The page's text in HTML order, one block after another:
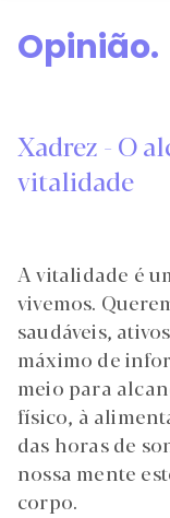
Opinião.
Xadrez - O
vitalidade
A vitalidade é
vivemos.
saudáveis,
máximo de
meio para
físico, à
das horas de
nossa mente
corpo.